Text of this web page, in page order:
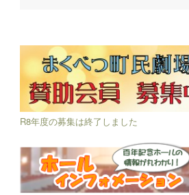
R8年度の募集は終了しました